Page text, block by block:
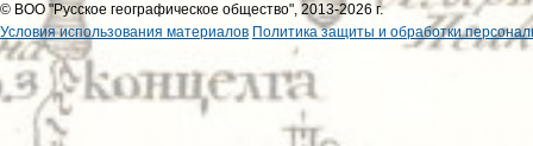
© ВОО "Русское географическое общество", 2013-2026 г.
Условия использования материалов Политика защиты и обработки